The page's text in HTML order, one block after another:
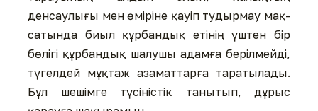
денсаулығы мен өміріне қауіп тудырмау мақ­
са­тында биыл құрбандық етінің үштен бір
бөлігі құрбандық шалушы адамға берілмейді,
түгелдей мұқтаж азаматтарға таратылады.
Бұл шешімге түсіністік танытып, дұрыс